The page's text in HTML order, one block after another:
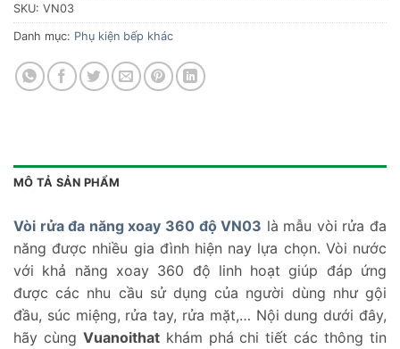
SKU: VN03
Danh mục: Phụ kiện bếp khác
MÔ TẢ SẢN PHẨM
Vòi rửa đa năng xoay 360 độ VN03 là mẫu vòi rửa đa
năng được nhiều gia đình hiện nay lựa chọn. Vòi nước
với khả năng xoay 360 độ linh hoạt giúp đáp ứng
được các nhu cầu sử dụng của người dùng như gội
đầu, súc miệng, rửa tay, rửa mặt,… Nội dung dưới đây,
hãy cùng Vuanoithatkhám phá chi tiết các thông tin